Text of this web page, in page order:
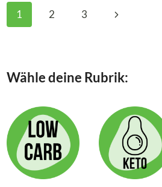
LOW
Seitennavigation
1 2 3
Nächste
Wähle deine Rubrik: